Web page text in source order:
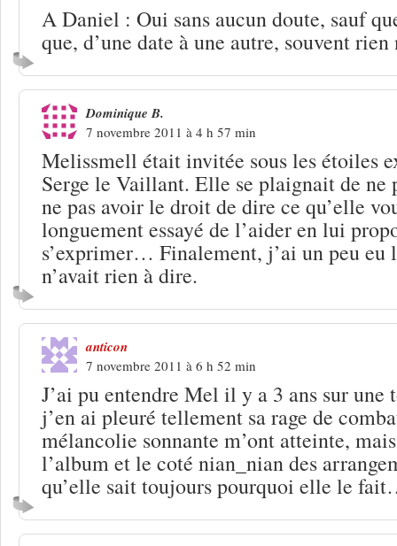
A Daniel : Oui sans aucun doute, sauf
que, d’une date à une autre, souvent
Dominique B.
7 novembre 2011 à 4 h 57 min
Melissmell était invitée sous les étoiles
Serge le Vaillant. Elle se plaignait de ne
ne pas avoir le droit de dire ce qu’elle
longuement essayé de l’aider en lui
s’exprimer… Finalement, j’ai un peu eu
n’avait rien à dire.
anticon
7 novembre 2011 à 6 h 52 min
J’ai pu entendre Mel il y a 3 ans sur une
j’en ai pleuré tellement sa rage de
mélancolie sonnante m’ont atteinte,
l’album et le coté nian_nian des
qu’elle sait toujours pourquoi elle le